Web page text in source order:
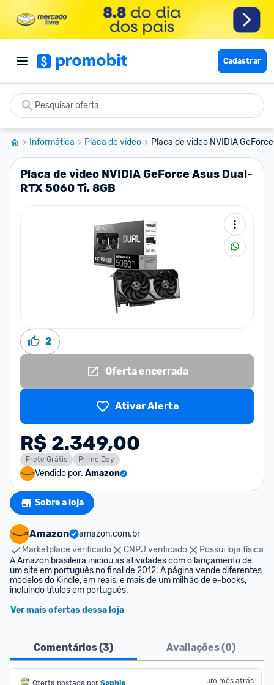
Cadastrar
Informática Placa de vídeo Placa de video NVIDIA
Placa de video NVIDIA GeForce Asus Dual-
RTX 5060 Ti, 8GB
2
Oferta encerrada
Ativar Alerta
R$ 2.349,00
Frete Grátis Prime Day
Vendido por: Amazon
Sobre a loja
Amazon
amazon.com.br
Marketplace verificado
CNPJ verificado
Possui loja física
A Amazon brasileira iniciou as atividades com o lançamento de
um site em português no final de 2012. A página vende diferentes
modelos do Kindle, em reais, e mais de um milhão de e-books,
incluindo títulos em português.
Ver mais ofertas dessa loja
Comentários (3) Avaliações (0)
Oferta postada por Sophia um mês atrás